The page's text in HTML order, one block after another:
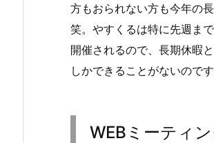
方もおられない方も今年の
笑。やすくるは特に先週ま
開催されるので、長期休暇
しかできることがないので
WEBミーティ